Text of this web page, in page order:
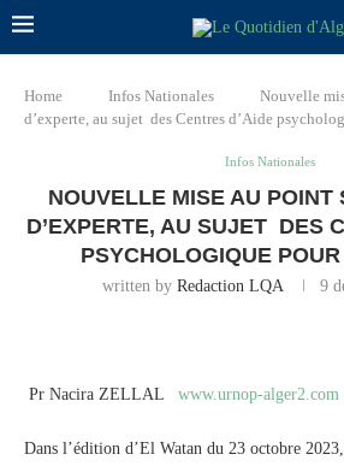
Home Infos Nationales
Nouvelle
d’experte, au sujet des Centres d’Aide
Infos Nationales
NOUVELLE MISE AU POINT
D’EXPERTE, AU SUJET DES
PSYCHOLOGIQUE
written by Redaction LQA 9
Pr Nacira ZELLAL www.urnop-alger2.com
Dans l’édition d’El Watan du 23 octobre